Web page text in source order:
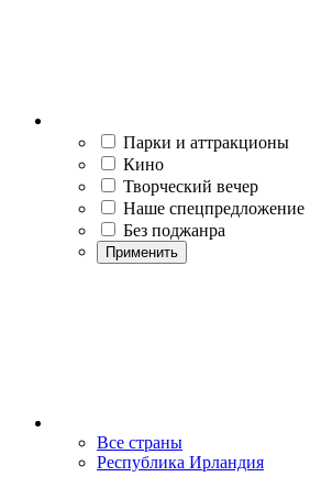
Парки и аттракционы
Кино
Творческий вечер
Наше спецпредложение
Без поджанра
Применить
Все страны
Республика Ирландия